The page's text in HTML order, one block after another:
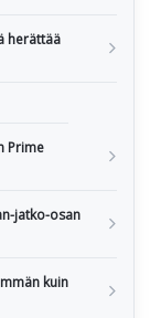
herättää
Prime
jatko-osan
kuin